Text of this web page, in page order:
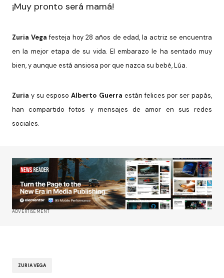
¡Muy pronto será mamá!
Zuria Vega festeja hoy 28 años de edad, la actriz se encuentra
en la mejor etapa de su vida. El embarazo le ha sentado muy
bien, y aunque está ansiosa por que nazca su bebé, Lúa.
Zuria y su esposo Alberto Guerra están felices por ser papás,
han compartido fotos y mensajes de amor en sus redes
sociales.
ADVERTISEMENT
ZURIA VEGA